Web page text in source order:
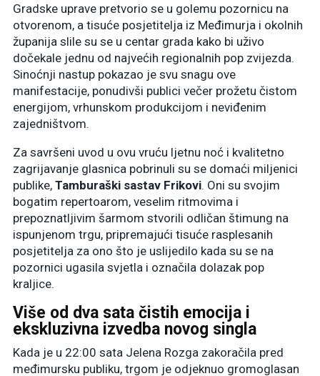
Gradske uprave pretvorio se u golemu pozornicu na
otvorenom, a tisuće posjetitelja iz Međimurja i okolnih
županija slile su se u centar grada kako bi uživo
dočekale jednu od najvećih regionalnih pop zvijezda.
Sinoćnji nastup pokazao je svu snagu ove
manifestacije, ponudivši publici večer prožetu čistom
energijom, vrhunskom produkcijom i neviđenim
zajedništvom.
Za savršeni uvod u ovu vruću ljetnu noć i kvalitetno
zagrijavanje glasnica pobrinuli su se domaći miljenici
publike, Tamburaški sastav Frikovi. Oni su svojim
bogatim repertoarom, veselim ritmovima i
prepoznatljivim šarmom stvorili odličan štimung na
ispunjenom trgu, pripremajući tisuće rasplesanih
posjetitelja za ono što je uslijedilo kada su se na
pozornici ugasila svjetla i označila dolazak pop
kraljice.
Više od dva sata čistih emocija i
ekskluzivna izvedba novog singla
Kada je u 22:00 sata Jelena Rozga zakoračila pred
međimursku publiku, trgom je odjeknuo gromoglasan